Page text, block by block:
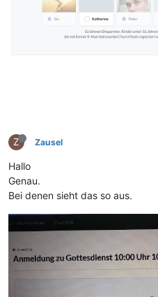
Z Zausel
Hallo
Genau.
Bei denen sieht das so aus.